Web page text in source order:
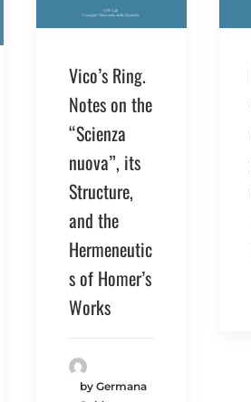
Vico’s Ring.
Notes on the
“Scienza
nuova”, its
Structure,
and the
Hermeneutic
s of Homer’s
Works
by Germana